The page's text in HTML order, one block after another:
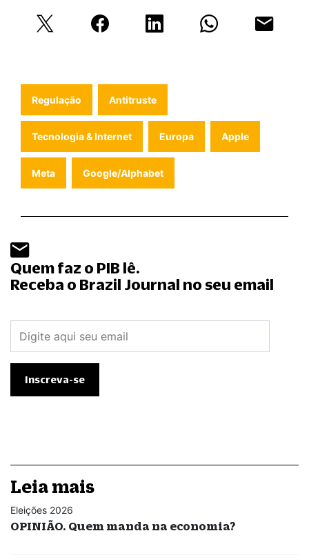
Regulação Antitruste
Tecnologia & Internet Europa Apple
Meta Google/Alphabet
Quem faz o PIB lê.
Receba o Brazil Journal no seu email
Leia mais
Eleições 2026
OPINIÃO. Quem manda na economia?